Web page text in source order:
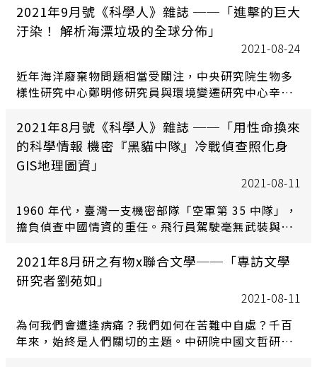
流速度之外，甚至能辨識並捕捉高速滑雪運動中的人
與物體。而這項YOLOv4 系統，正是由中央研究院資
訊科學研究所特聘研究員兼所長廖弘源、博士後研究
員王建堯，與俄羅斯學者博科夫斯基（Alexey
Bochkovskiy）共同研發。
2021年9月號《科學人》雜誌 ──「進擊的巨大
汙染！ 解析海漂垃圾的全球分佈」
2021-08-24
近年海洋廢棄物問題相當受關注，中央研究院生物多
樣性研究中心鄭明修研究員與環境變遷研究中心辛宜
授等共組團隊，使用巨量資料運算分析 25 年來全球
七大洋區的海漂垃圾，發現垃圾因風阻效應和海流的
影響，從亞熱帶漸漸轉移到熱帶和極 區，其中以太平
洋區的海洋垃圾積累最嚴重，並且有 50%垃圾仍持續
在海上漂流。鄭明修呼籲，應該從源頭管控垃圾，才
能減緩對海洋生態與人類經濟活動的衝擊。
2021年8月號《科學人》雜誌 ──「用性命換來
的科學情報 機密『黑貓中隊』冷戰偵查照化身
GIS地理圖資」
2021-08-11
1960 年代，臺灣一支機密部隊「空軍第 35 中隊」，
擔負偵查中國情資的重任。飛行員駕駛毫無武裝與補
「黑貓中隊」。28 位飛行員中，10 人殉職，2 人 遭
共軍俘虜。他們用性命換回的3,000 多捲底片，被列
為最高機密，在任務結束後沒入歷史洪流。
2021年8月研之有物x聯合文學──「專訪文學
研究者劉苑如」
2021-08-11
為何我們會遭逢病痛？我們如何在苦難中自處？千百
年來，始終是人們關切的主題。中研院中國文哲研究